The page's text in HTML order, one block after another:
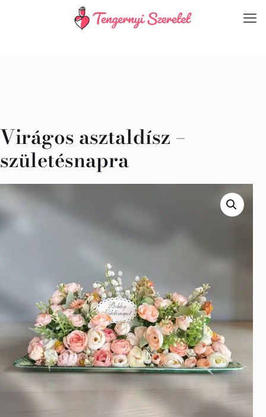
Virágos asztaldísz –
születésnapra